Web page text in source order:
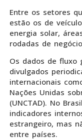
Entre os setores
estão os de
energia solar,
rodadas de
Os dados de fluxo
divulgados
internacionais
Nações Unidas
(UNCTAD). No
indicadores
estrangeiro, mas
entre países.